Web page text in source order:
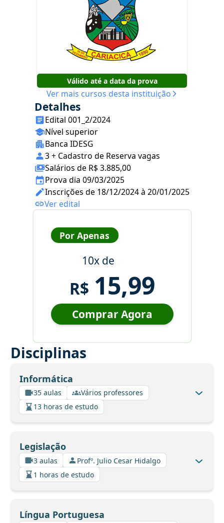
Válido até a data da prova
Ver mais cursos desta instituição
Detalhes
Edital 001_2/2024
Nível superior
Banca IDESG
3 + Cadastro de Reserva vagas
Salários de R$ 3.885,00
Prova dia 09/03/2025
Inscrições de 18/12/2024 à 20/01/2025
Ver edital
Por Apenas
10x de
R$ 15,99
Comprar Agora
Disciplinas
Informática
35 aulas
Vários professores
13 horas de estudo
Legislação
3 aulas
Profº. Julio Cesar Hidalgo
1 horas de estudo
Língua Portuguesa